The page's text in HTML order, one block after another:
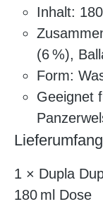
Inhalt:
(6 %),
Form:
Geeignet
Lieferumfang
1 × Dupla
180 ml Dose